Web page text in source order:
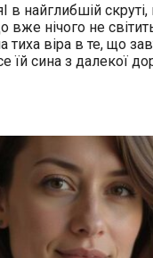
в найглибшій
вже нічого не
тиха віра в те, що
їй сина з далекої